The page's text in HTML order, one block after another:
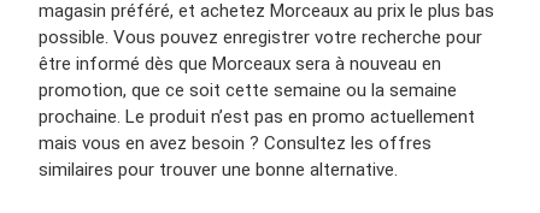
magasin préféré, et achetez Morceaux au prix le plus bas
possible. Vous pouvez enregistrer votre recherche pour
être informé dès que Morceaux sera à nouveau en
promotion, que ce soit cette semaine ou la semaine
prochaine. Le produit n’est pas en promo actuellement
mais vous en avez besoin ? Consultez les offres
similaires pour trouver une bonne alternative.